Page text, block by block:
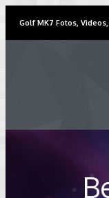
Golf MK7 Fotos,